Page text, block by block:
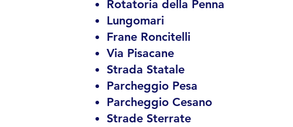
Rotatoria della Penna
Lungomari
Frane Roncitelli
Via Pisacane
Strada Statale
Parcheggio Pesa
Parcheggio Cesano
Strade Sterrate